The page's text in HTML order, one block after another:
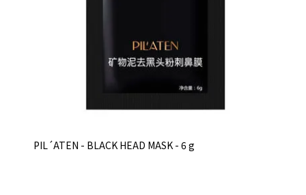
PIL´ATEN - BLACK HEAD MASK - 6 g